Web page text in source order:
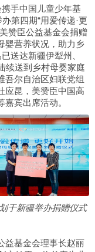
手中国儿童少年基
第四期“用爱传递·更
赞臣公益基金会捐赠
婴营养状况，助力乡
送达新疆伊犁州、
续送到乡村母婴家庭
吾尔自治区妇联党组
应昆，美赞臣中国高
宾出席活动。
于新疆举办捐赠仪式
益基金会理事长赵丽